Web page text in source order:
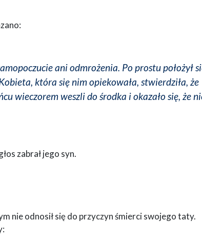
ani odmrożenia. Po prostu położył
która się nim opiekowała, stwierdziła, że
wieczorem weszli do środka i okazało się, że
zabrał jego syn.
nie odnosił się do przyczyn śmierci swojego taty.